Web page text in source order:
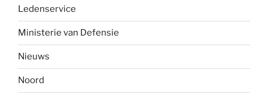
Ledenservice
Ministerie van Defensie
Nieuws
Noord